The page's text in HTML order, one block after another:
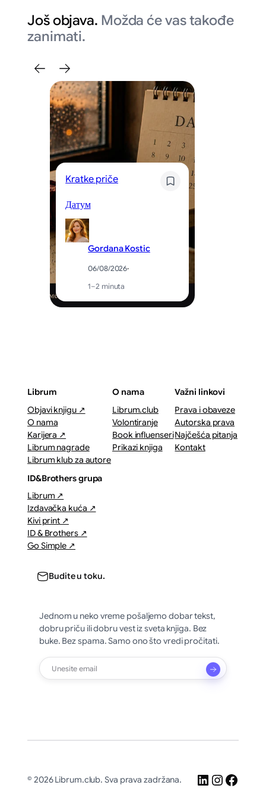
Još objava. Možda će vas takođe
zanimati.
Kratke priče
Датум
Gordana Kostic
06/08/2026·
1–2 minuta
Librum
Objavi knjigu ↗
O nama
Karijera ↗
Librum nagrade
Librum klub za autore
O nama
Librum.club
Volontiranje
Book influenseri
Prikazi knjiga
Važni linkovi
Prava i obaveze
Autorska prava
Najčešća pitanja
Kontakt
ID&Brothers grupa
Librum ↗
Izdavačka kuća ↗
Kivi print ↗
ID & Brothers ↗
Go Simple ↗
Budite u toku.
Jednom u neko vreme pošaljemo dobar tekst,
dobru priču ili dobru vest iz sveta knjiga. Bez
buke. Bez spama. Samo ono što vredi pročitati.
© 2026 Librum.club. Sva prava zadržana. LinkedIn